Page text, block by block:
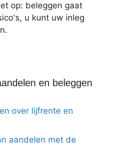
op: beleggen gaat
u kunt uw inleg
en beleggen
over lijfrente en
aandelen met de